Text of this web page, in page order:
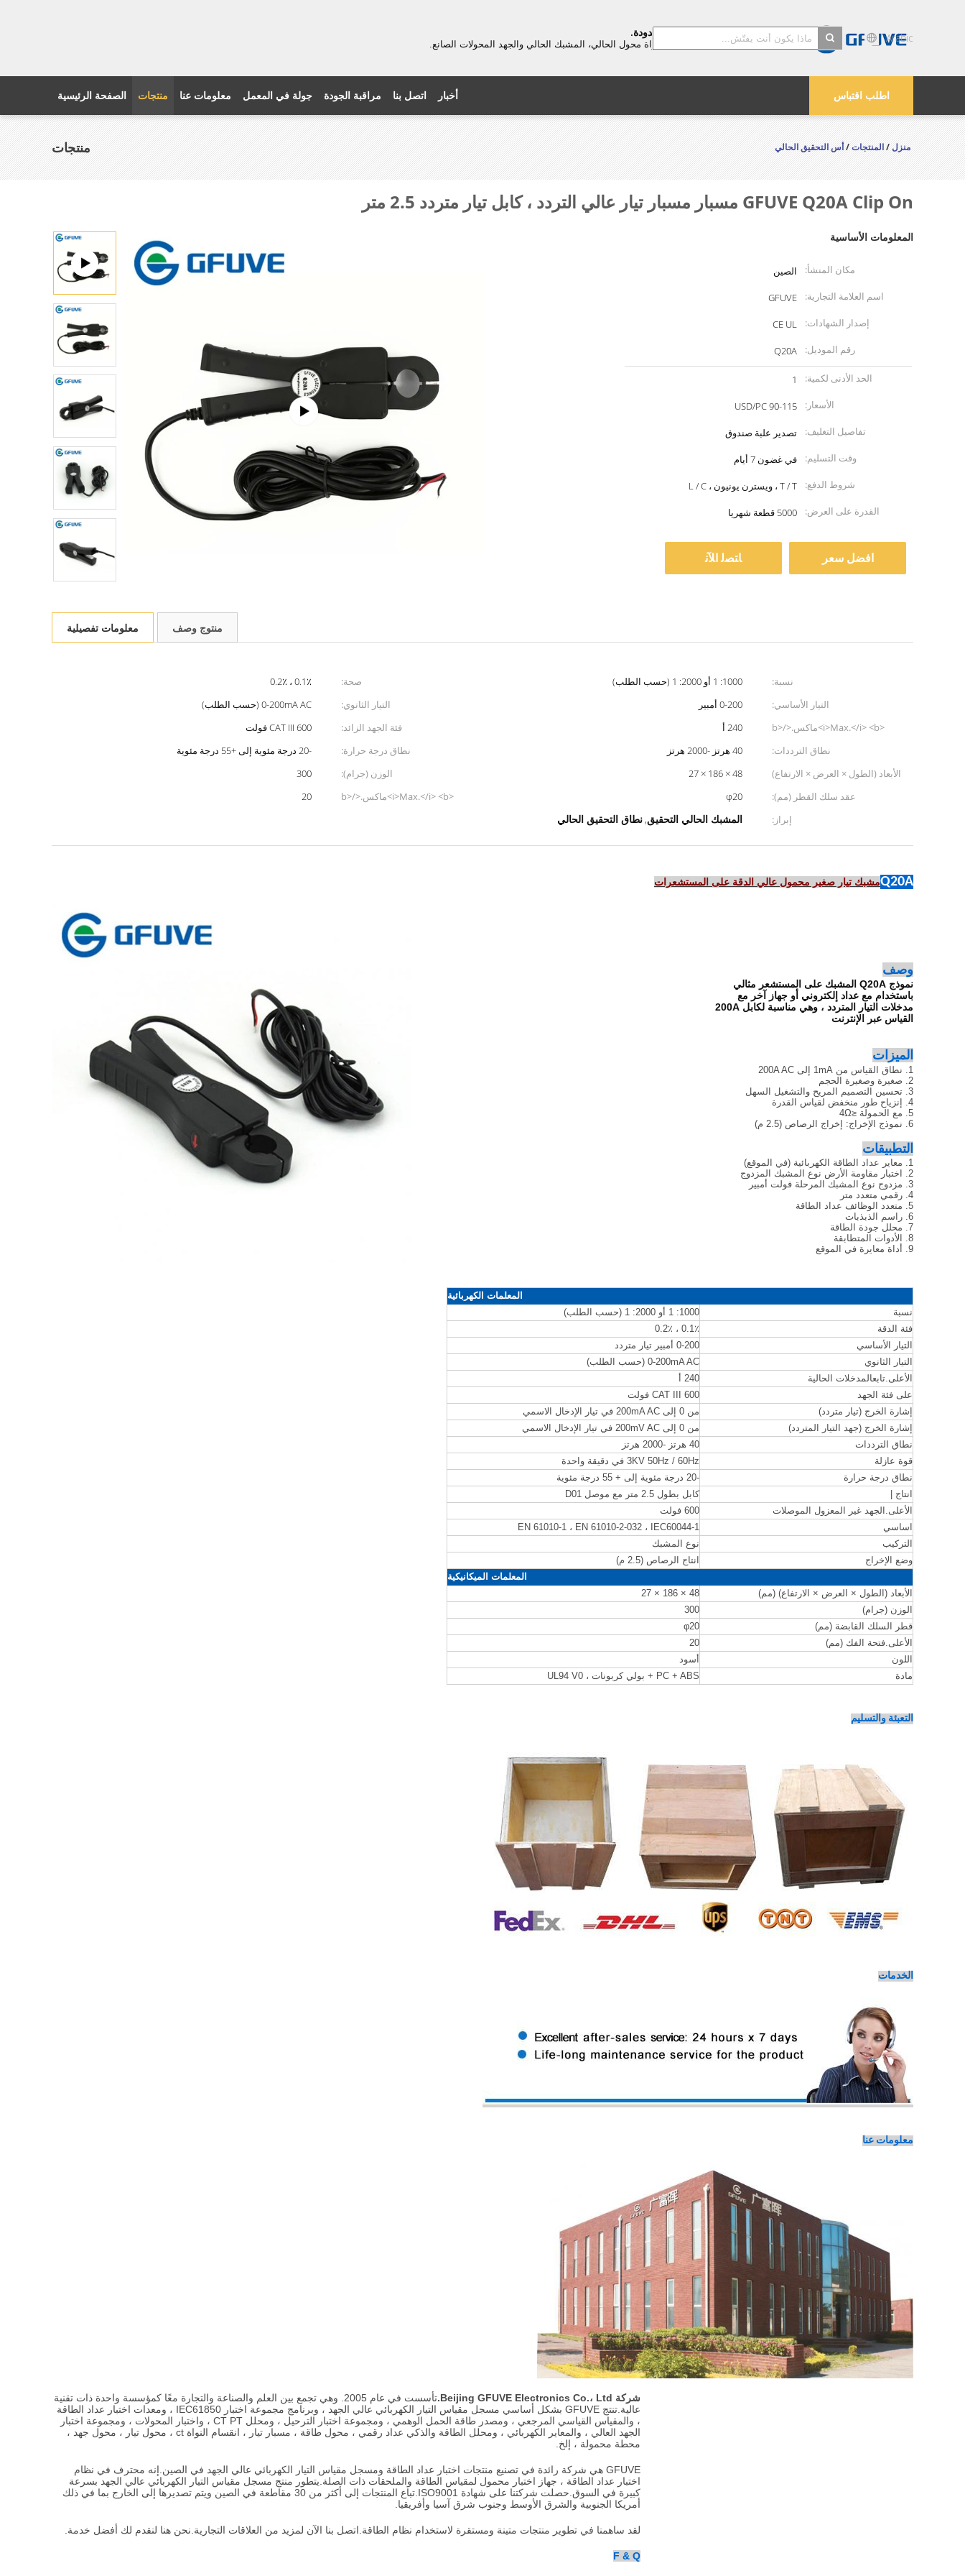
بكين غفوف محول الصك الصانع المحدودة.
المحول الحالي الحصري، والانقسام النواة محول الحالي، المشبك الحالي والجهد المحولات الصانع.
search
Arabic
اطلب اقتباس الصفحة الرئيسية منتجات معلومات عنا جولة في المعمل مراقبة الجودة اتصل بنا أخبار
منتجات منزل/المنتجات/أس التحقيق الحالي
GFUVE Q20A Clip On مسبار مسبار تيار عالي التردد ، كابل تيار متردد 2.5 متر
المعلومات الأساسية
مكان المنشأ:
الصين
اسم العلامة التجارية:
GFUVE
إصدار الشهادات:
CE UL
رقم الموديل:
Q20A
الحد الأدنى لكمية:
1
الأسعار:
90-115 USD/PC
تفاصيل التغليف:
تصدير علبة صندوق
وقت التسليم:
في غضون 7 أيام
شروط الدفع:
T / T ، ويسترن يونيون ، L / C
القدرة على العرض:
5000 قطعة شهريا
افضل سعر ﺎﺘﺼﻟ ﺍﻶﻧ
معلومات تفصيلية منتوج وصف
نسبة: 1000: 1 أو 2000: 1 (حسب الطلب) صحة:
0.1٪ ، 0.2٪
التيار الأساسي:
0-200 أمبير التيار الثانوي:
0-200mA AC (حسب الطلب)
<i>Max.</i> <b>ماكس.</b>
<i>Cont.</i> <b>تابع</b>
<i>Input current</i> <b>المدخلات
الحالية</b>:
240 أ فئة الجهد الزائد:
CAT III 600 فولت
نطاق الترددات:
40 هرتز -2000 هرتز نطاق درجة حرارة:
-20 درجة مئوية إلى +55 درجة مئوية
الأبعاد (الطول × العرض × الارتفاع)
(مم):
48 × 186 × 27 الوزن (جرام):
300
عقد سلك القطر (مم):
φ20
<i>Max.</i> <b>ماكس.</b>
20
إبراز:
المشبك الحالي التحقيق, نطاق التحقيق الحالي
Q20Aمشبك تيار صغير محمول عالي الدقة على المستشعرات
وصف
نموذج Q20A المشبك على المستشعر مثالي
باستخدام مع عداد إلكتروني أو جهاز آخر مع
مدخلات التيار المتردد ، وهي مناسبة لكابل 200A
القياس عبر الإنترنت
الميزات
1. نطاق القياس من 1mA إلى 200A AC
2. صغيرة وصغيرة الحجم
3. تحسين التصميم المريح والتشغيل السهل
4. إنزياح طور منخفض لقياس القدرة
5. مع الحمولة ≤4Ω
6. نموذج الإخراج: إخراج الرصاص (2.5 م)
التطبيقات
1. معاير عداد الطاقة الكهربائية (في الموقع)
2. اختبار مقاومة الأرض نوع المشبك المزدوج
3. مزدوج نوع المشبك المرحلة فولت أمبير
4. رقمي متعدد متر
5. متعدد الوظائف عداد الطاقة
6. راسم الذبذبات
7. محلل جودة الطاقة
8. الأدوات المتطابقة
9. أداة معايرة في الموقع
المعلمات الكهربائية
نسبة
1000: 1 أو 2000: 1 (حسب الطلب)
فئة الدقة
0.1٪ ، 0.2٪
التيار الأساسي
0-200 أمبير تيار متردد
التيار الثانوي
0-200mA AC (حسب الطلب)
الأعلى.تابعالمدخلات الحالية
240 أ
على فئة الجهد
CAT III 600 فولت
إشارة الخرج (تيار متردد)
من 0 إلى 200mA AC في تيار الإدخال الاسمي
إشارة الخرج (جهد التيار المتردد)
من 0 إلى 200mV AC في تيار الإدخال الاسمي
نطاق الترددات
40 هرتز -2000 هرتز
قوة عازلة
3KV 50Hz / 60Hz في دقيقة واحدة
نطاق درجة حرارة
-20 درجة مئوية إلى + 55 درجة مئوية
انتاج |
كابل بطول 2.5 متر مع موصل D01
الأعلى.الجهد غير المعزول الموصلات
600 فولت
اساسي
EN 61010-1 ، EN 61010-2-032 ، IEC60044-1
التركيب
نوع المشبك
وضع الإخراج
انتاج الرصاص (2.5 م)
المعلمات الميكانيكية
الأبعاد (الطول × العرض × الارتفاع) (مم)
48 × 186 × 27
الوزن (جرام)
300
قطر السلك القابضة (مم)
φ20
الأعلى.فتحة الفك (مم)
20
اللون
أسود
مادة
PC + ABS + بولي كربونات ، UL94 V0
التعبئة والتسليم
الخدمات
معلومات عنا
شركة Beijing GFUVE Electronics Co.، Ltd.
تأسست في عام 2005. وهي تجمع بين العلم والصناعة والتجارة معًا كمؤسسة واحدة ذات تقنية
عالية.تنتج GFUVE بشكل أساسي مسجل مقياس التيار الكهربائي عالي الجهد ، وبرنامج مجموعة اختبار IEC61850 ، ومعدات اختبار عداد الطاقة
، والمقياس القياسي المرجعي ، ومصدر طاقة الحمل الوهمي ، ومجموعة اختبار الترحيل ، ومحلل CT PT ، واختبار المحولات ، ومجموعة اختبار
الجهد العالي ، والمعاير الكهربائي ، ومحلل الطاقة والذكي عداد رقمي ، محول طاقة ، مسبار تيار ، انقسام النواة ct ، محول تيار ، محول جهد ،
محطة محمولة ، إلخ.
GFUVE هي شركة رائدة في تصنيع منتجات اختبار عداد الطاقة ومسجل مقياس التيار الكهربائي عالي الجهد في الصين.إنه محترف في نظام
اختبار عداد الطاقة ، جهاز اختبار محمول لمقياس الطاقة والملحقات ذات الصلة.يتطور منتج مسجل مقياس التيار الكهربائي عالي الجهد بسرعة
كبيرة في السوق.حصلت شركتنا على شهادة ISO9001.تباع المنتجات إلى أكثر من 30 مقاطعة في الصين ويتم تصديرها إلى الخارج بما في ذلك
أمريكا الجنوبية والشرق الأوسط وجنوب شرق آسيا وأفريقيا.
لقد ساهمنا في تطوير منتجات متينة ومستقرة لاستخدام نظام الطاقة.اتصل بنا الآن لمزيد من العلاقات التجارية.نحن هنا لنقدم لك أفضل خدمة.
F & Q